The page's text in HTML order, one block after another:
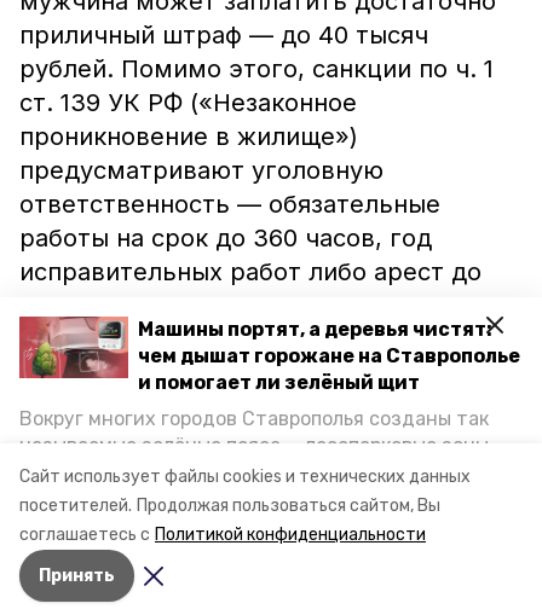
Сайт использует файлы cookies и технических данных
посетителей. Продолжая пользоваться сайтом, Вы
соглашаетесь с Политикой конфиденциальности
Принять
Машины портят, а деревья чистят:
чем дышат горожане на Ставрополье
и помогает ли зелёный щит
Вокруг многих городов Ставрополья созданы так
называемые зелёные пояса — лесопарковые зоны,
снижающие негативное воздействие выхлопных
газов на атмосферу. Справляются ли они с
постоянно растущим потоком автотранспорта и
каким воздухом дышат жители края, узнала
корреспондент «Победы26».
приличный штраф — до 40 тысяч
рублей. Помимо этого, санкции по ч. 1
ст. 139 УК РФ («Незаконное
проникновение в жилище»)
предусматривают уголовную
ответственность — обязательные
работы на срок до 360 часов, год
исправительных работ либо арест до
Ранее информационный портал
назначил штраф мужчине, который
выбил дверь ногойв доме бывшей
супруги.
Авторы: Ольга Самсонова